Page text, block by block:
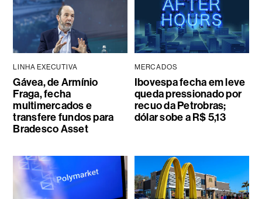
LINHA EXECUTIVA
Gávea, de Armínio
Fraga, fecha
multimercados e
transfere fundos para
Bradesco Asset
MERCADOS
Ibovespa fecha em leve
queda pressionado por
recuo da Petrobras;
dólar sobe a R$ 5,13